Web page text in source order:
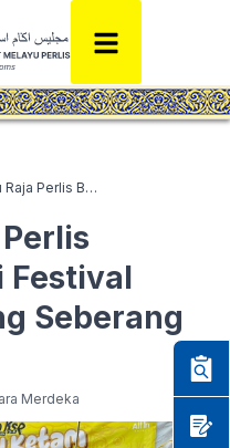
Pemangku Raja Perlis Berkenan Rasmi Festival Jelajah Kampung Seberang Ramai
Festival
Seberang
Merdeka